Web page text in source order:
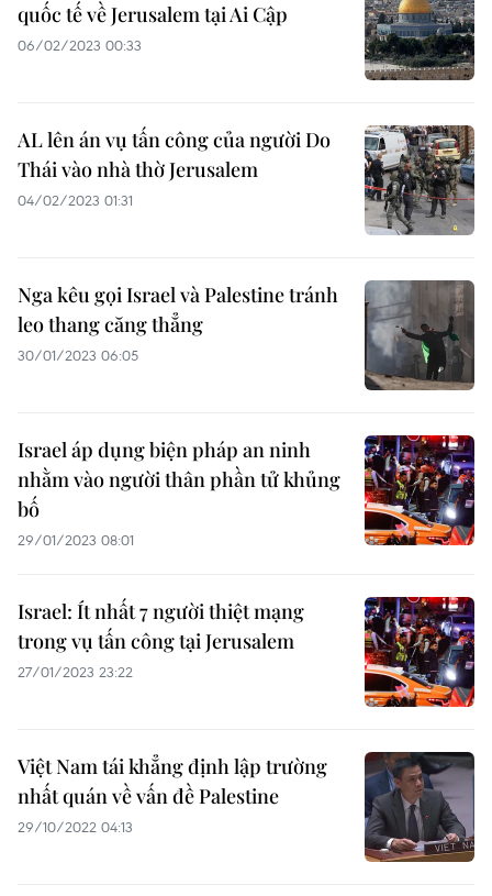
quốc tế về Jerusalem tại Ai Cập
06/02/2023 00:33
AL lên án vụ tấn công của người Do
Thái vào nhà thờ Jerusalem
04/02/2023 01:31
Nga kêu gọi Israel và Palestine tránh
leo thang căng thẳng
30/01/2023 06:05
Israel áp dụng biện pháp an ninh
nhằm vào người thân phần tử khủng
bố
29/01/2023 08:01
Israel: Ít nhất 7 người thiệt mạng
trong vụ tấn công tại Jerusalem
27/01/2023 23:22
Việt Nam tái khẳng định lập trường
nhất quán về vấn đề Palestine
29/10/2022 04:13